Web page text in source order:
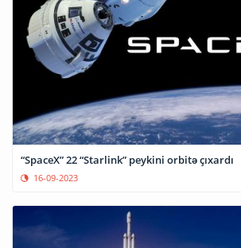
“SpaceX” 22 “Starlink” peykini orbitə çıxardı
16-09-2023